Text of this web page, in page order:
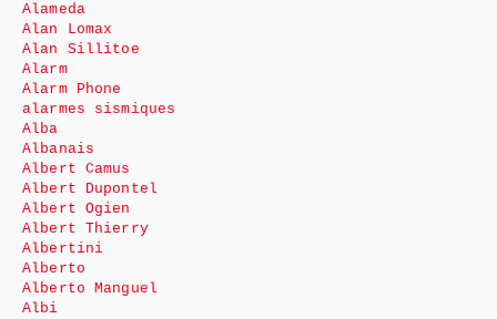
Alameda
Alan Lomax
Alan Sillitoe
Alarm
Alarm Phone
alarmes sismiques
Alba
Albanais
Albert Camus
Albert Dupontel
Albert Ogien
Albert Thierry
Albertini
Alberto
Alberto Manguel
Albi